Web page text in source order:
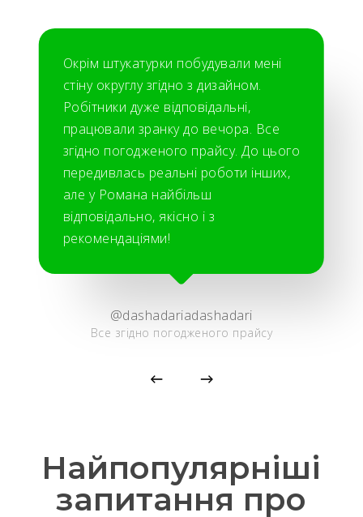
Окрім штукатурки побудували мені
стіну округлу згідно з дизайном.
Робітники дуже відповідальні,
працювали зранку до вечора. Все
згідно погодженого прайсу. До цього
передивлась реальні роботи інших,
але у Романа найбільш
відповідально, якісно і з
рекомендаціями!
@dashadariadashadari
Все згідно погодженого прайсу
Найпопулярніші
запитання про